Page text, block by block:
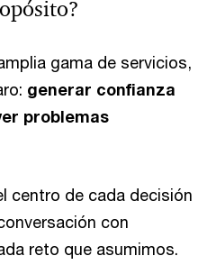
gama de servicios,
generar confianza
problemas
centro de cada decisión
con
reto que asumimos.